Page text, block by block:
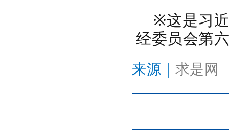
※这是习
经委员会第
来源｜ 求是网